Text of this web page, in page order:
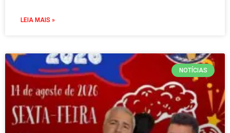
LEIA MAIS »
NOTÍCIAS